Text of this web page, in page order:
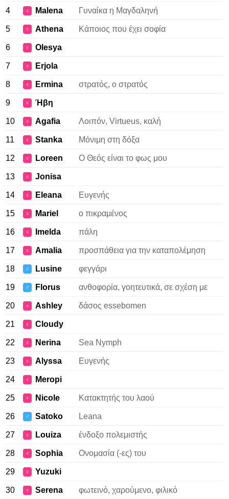
4 ♀ Malena Γυναίκα η Μαγδαληνή
5 ♀ Athena Κάποιος που έχει σοφία
6 ♀ Olesya
7 ♀ Erjola
8 ♀ Ermina στρατός, ο στρατός
9 ♀ Ήβη
10 ♀ Agafia Λοιπόν, Virtueus, καλή
11 ♀ Stanka Μόνιμη στη δόξα
12 ♀ Loreen Ο Θεός είναι το φως μου
13 ♀ Jonisa
14 ♀ Eleana Ευγενής
15 ♀ Mariel ο πικραμένος
16 ♀ Imelda πάλη
17 ♀ Amalia προσπάθεια για την καταπολέμηση
18 ♂ Lusine φεγγάρι
19 ♂ Florus ανθοφορία, γοητευτικά, σε σχέση με
20 ♀ Ashley δάσος essebomen
21 ♀ Cloudy
22 ♀ Nerina Sea Nymph
23 ♀ Alyssa Ευγενής
24 ♀ Meropi
25 ♀ Nicole Κατακτητής του λαού
26 ♂ Satoko Leana
27 ♀ Louiza ένδοξο πολεμιστής
28 ♀ Sophia Ονομασία (-ες) του
29 ♀ Yuzuki
30 ♀ Serena φωτεινό, χαρούμενο, φιλικό